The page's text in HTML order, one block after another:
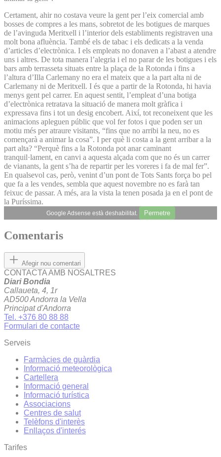
Certament, ahir no costava veure la gent per l’eix comercial amb
bosses de compres a les mans, sobretot de les botigues de marques
de l’avinguda Meritxell i l’interior dels establiments registraven una
molt bona afluència. També els de tabac i els dedicats a la venda
d’articles d’electrònica. I els empleats no donaven a l’abast a atendre
uns i altres. De tota manera l’alegria i el no parar de les botigues i els
bars amb terrasseta situats entre la plaça de la Rotonda i fins a
l’altura d’Illa Carlemany no era el mateix que a la part alta ni de
Carlemany ni de Meritxell. I és que a partir de la Rotonda, hi havia
menys gent pel carrer. En aquest sentit, l’empleat d’una botiga
d’electrònica retratava la situació de manera molt gràfica i
expressava fins i tot un desig encobert. Així, tot reconeixent que les
animacions apleguen públic que vol fer fotos i que poden ser un
motiu més per atraure visitants, “fins que no arribi la neu, no es
començarà a animar la cosa”. I per què li costa a la gent arribar a la
part alta? “Perquè fins a la Rotonda pot anar caminant
tranquil·lament, en canvi a aquesta alçada com que no és un carrer
de vianants, la gent s’ha de repartir per les voreres i fa de mal fer”.
En qualsevol cas, però, venint d’un pont de Tots Sants força bo pel
que fa a les vendes, sembla que aquest novembre no es farà tan
feixuc de passar. A més, ara la vista la tenen posada ja en el pont de
la Puríssima.
Google Adsense està deshabilitat. Permetre
Comentaris
Afegir nou comentari
CONTACTA AMB NOSALTRES
Diari Bondia
Callaueta, 4, 1r
AD500 Andorra la Vella
Principat d'Andorra
Tel. +376 80 88 88
Formulari de contacte
Serveis
Farmàcies de guàrdia
Informació meteorològica
Cartellera
Informació general
Informació turística
Associacions
Centres de salut
Telèfons d'interès
Enllaços d'interés
Tarifes